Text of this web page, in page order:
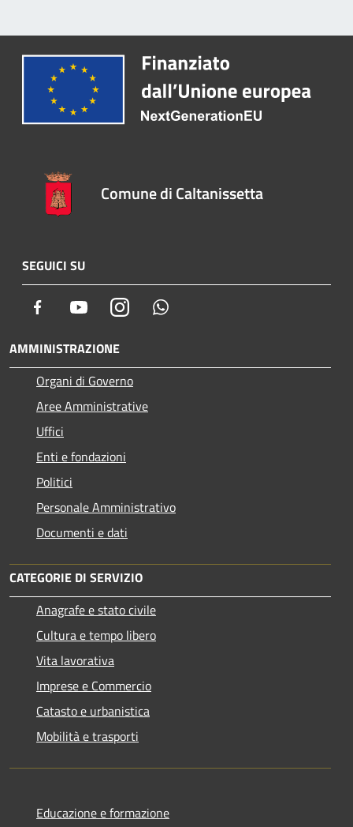
Comune di Caltanissetta
SEGUICI SU
Facebook YoutubeInstagram
AMMINISTRAZIONE
Organi di Governo
Aree Amministrative
Uffici
Enti e fondazioni
Politici
Personale Amministrativo
Documenti e dati
CATEGORIE DI SERVIZIO
Anagrafe e stato civile
Cultura e tempo libero
Vita lavorativa
Imprese e Commercio
Catasto e urbanistica
Mobilità e trasporti
Educazione e formazione